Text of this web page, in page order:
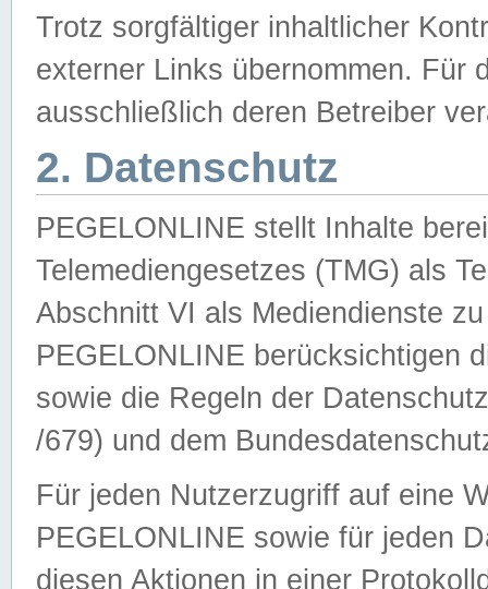
Trotz sorgfältiger inhaltlicher
externer Links übernommen. Für
ausschließlich deren Betreiber
2. Datenschutz
PEGELONLINE stellt Inhalte
Telemediengesetzes (TMG) als
Abschnitt VI als Mediendienste
PEGELONLINE berücksichtigen
sowie die Regeln der
/679) und dem
Für jeden Nutzerzugriff auf eine
PEGELONLINE sowie für jeden
diesen Aktionen in einer